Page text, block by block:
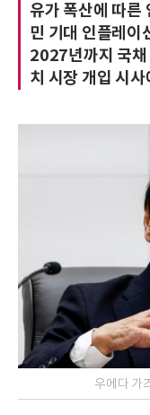
유가 폭산에 따
민 기대 인플레이
2027년까지 국채
치 시장 개입 시
우에다 가